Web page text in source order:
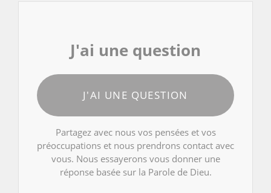
J'ai une question
J'AI UNE QUESTION
Partagez avec nous vos pensées et vos
préoccupations et nous prendrons contact avec
vous. Nous essayerons vous donner une
réponse basée sur la Parole de Dieu.